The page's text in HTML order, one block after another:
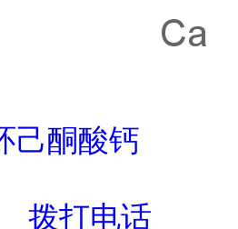
己酮酸钙
拨打电话